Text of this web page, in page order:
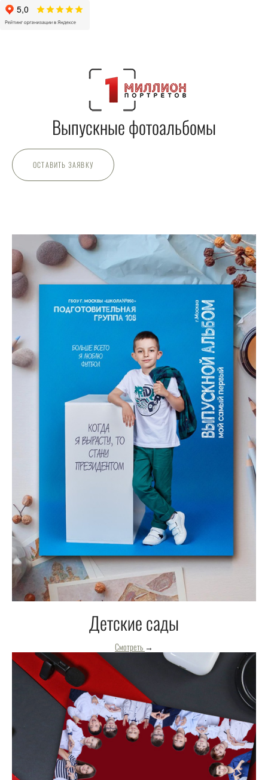
Выпускные фотоальбомы
ОСТАВИТЬ ЗАЯВКУ
Детские сады
Смотреть →